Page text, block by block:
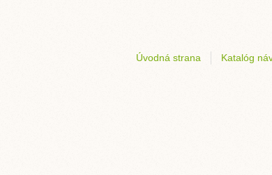
Úvodná strana Katalóg